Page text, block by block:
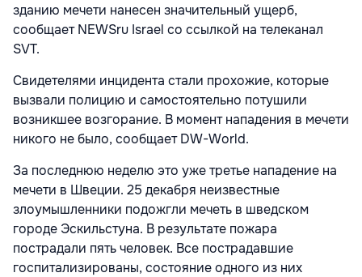
зданию мечети нанесен значительный ущерб,
сообщает NEWSru Israel со ссылкой на телеканал
SVT.
Свидетелями инцидента стали прохожие, которые
вызвали полицию и самостоятельно потушили
возникшее возгорание. В момент нападения в мечети
никого не было, сообщает DW-World.
За последнюю неделю это уже третье нападение на
мечети в Швеции. 25 декабря неизвестные
злоумышленники подожгли мечеть в шведском
городе Эскильстуна. В результате пожара
пострадали пять человек. Все пострадавшие
госпитализированы, состояние одного из них